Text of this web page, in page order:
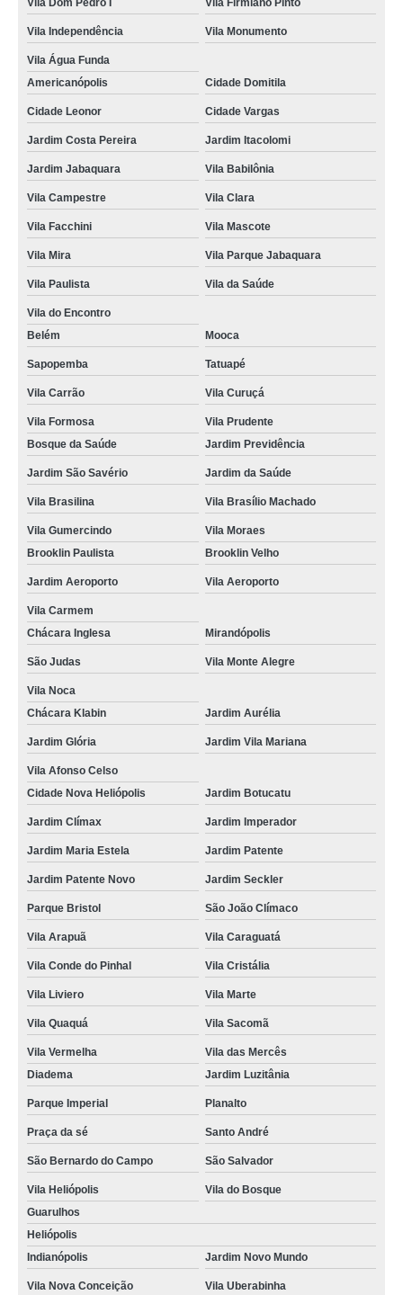
primeira habilitação b Vila Império
quanto custa primeira habilitação para carro Vila Gumercindo
primeira habilitação a Bela Vista
Vila Dom Pedro I Vila Firmiano Pinto
Vila Independência Vila Monumento
Vila Água Funda
Americanópolis
Cidade Domitila
Cidade Leonor Cidade Vargas
Jardim Costa Pereira Jardim Itacolomi
Jardim Jabaquara Vila Babilônia
Vila Campestre Vila Clara
Vila Facchini Vila Mascote
Vila Mira Vila Parque Jabaquara
Vila Paulista Vila da Saúde
Vila do Encontro
Belém
Mooca
Sapopemba Tatuapé
Vila Carrão Vila Curuçá
Vila Formosa
Vila Prudente
Bosque da Saúde
Jardim Previdência
Jardim São Savério Jardim da Saúde
Vila Brasilina Vila Brasílio Machado
Vila Gumercindo
Vila Moraes
Brooklin Paulista
Brooklin Velho
Jardim Aeroporto Vila Aeroporto
Vila Carmem
Chácara Inglesa
Mirandópolis
São Judas Vila Monte Alegre
Vila Noca
Chácara Klabin
Jardim Aurélia
Jardim Glória Jardim Vila Mariana
Vila Afonso Celso
Cidade Nova Heliópolis
Jardim Botucatu
Jardim Clímax Jardim Imperador
Jardim Maria Estela Jardim Patente
Jardim Patente Novo Jardim Seckler
Parque Bristol São João Clímaco
Vila Arapuã Vila Caraguatá
Vila Conde do Pinhal Vila Cristália
Vila Liviero Vila Marte
Vila Quaquá Vila Sacomã
Vila Vermelha
Vila das Mercês
Diadema
Jardim Luzitânia
Parque Imperial Planalto
Praça da sé Santo André
São Bernardo do Campo São Salvador
Vila Heliópolis
Vila do Bosque
Guarulhos
Heliópolis
Indianópolis
Jardim Novo Mundo
Vila Nova Conceição
Vila Uberabinha